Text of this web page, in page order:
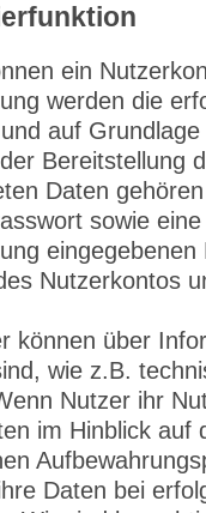
ein
werden die
auf
Bereitstellung
Daten
sowie
Nutzerkontos
können über
wie z.B.
Nutzer ihr
im Hinblick auf
Daten bei